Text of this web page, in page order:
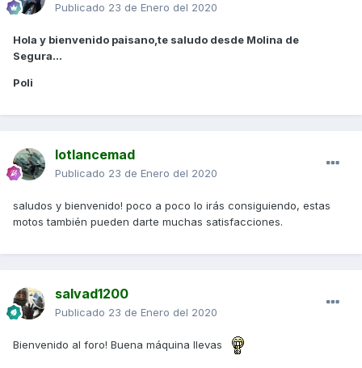
Publicado 23 de Enero del 2020
Hola y bienvenido paisano,te saludo desde Molina de
Segura...
Poli
lotlancemad
Publicado 23 de Enero del 2020
saludos y bienvenido! poco a poco lo irás consiguiendo, estas
motos también pueden darte muchas satisfacciones.
salvad1200
Publicado 23 de Enero del 2020
Bienvenido al foro! Buena máquina llevas